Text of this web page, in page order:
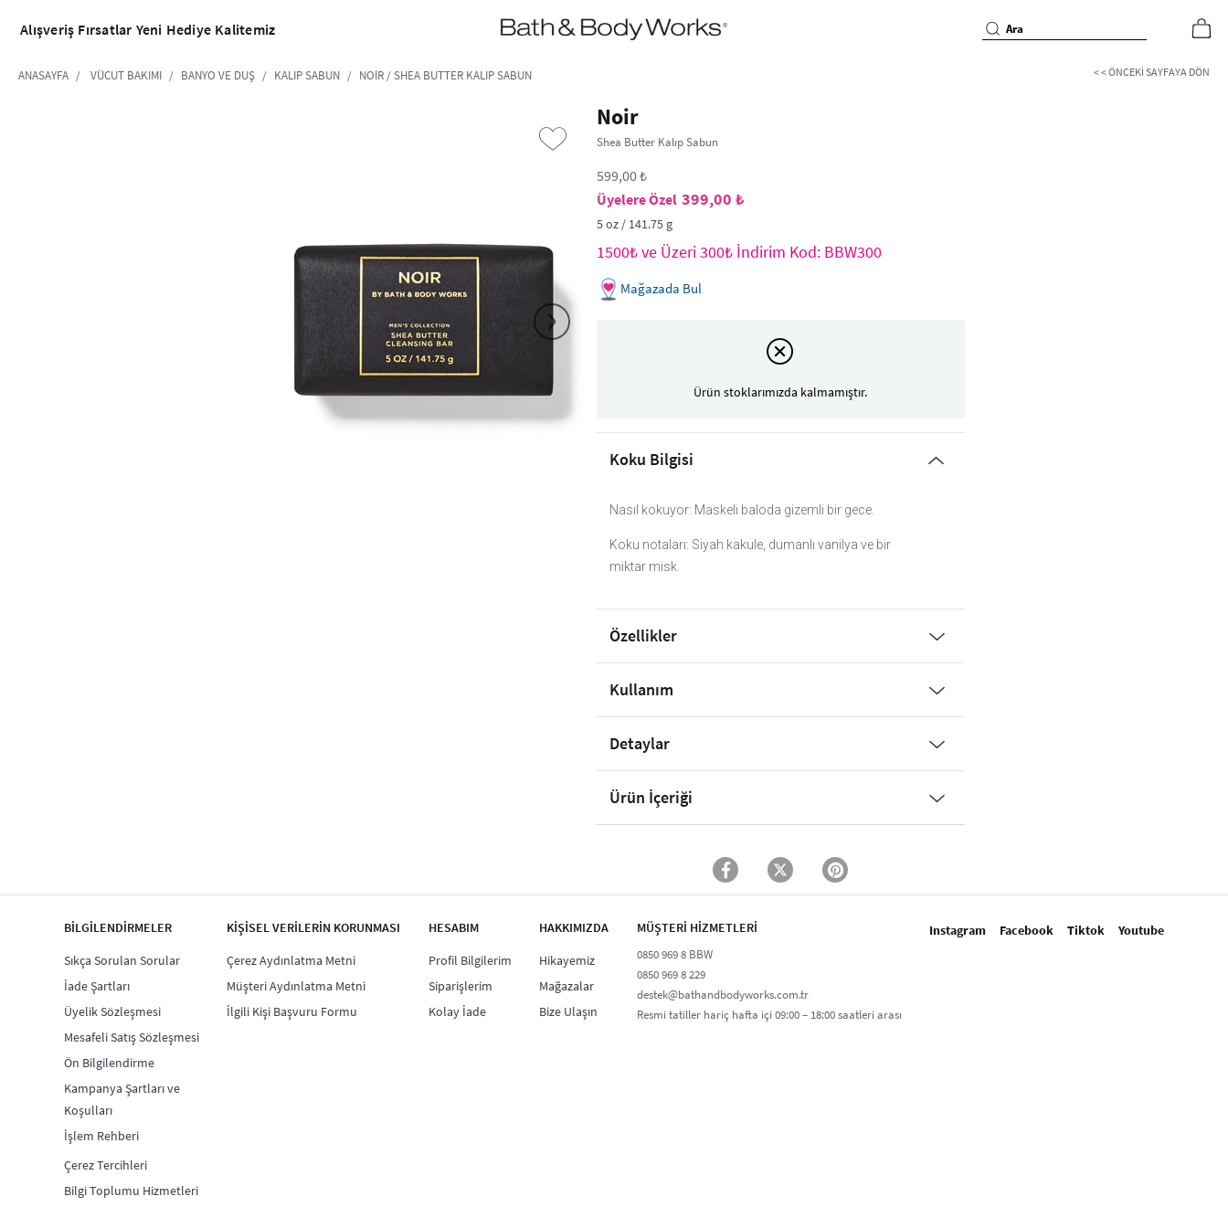
•2200₺ ve Üzeri Kargo Ücretsiz!•
*Promosyon Detayları
Alışveriş Fırsatlar Yeni Hediye Kalitemiz
ANASAYFA VÜCUT BAKIMI BANYO VE DUŞ KALIP SABUN NOIR / SHEA BUTTER KALIP SABUN < < ÖNCEKI SAYFAYA DÖN
›
Noir
Shea Butter Kalıp Sabun
599,00 ₺
399,00 ₺
5 oz / 141.75 g
1500₺ ve Üzeri 300₺ İndirim Kod: BBW300
Mağazada Bul
Ürün stoklarımızda kalmamıştır.
Koku Bilgisi
Nasıl kokuyor: Maskeli baloda gizemli bir gece.
Koku notaları: Siyah kakule, dumanlı vanilya ve bir
miktar misk.
Özellikler
Kullanım
Detaylar
Ürün İçeriği
Instagram Facebook Tiktok Youtube
BİLGİLENDİRMELER
Sıkça Sorulan Sorular
İade Şartları
Üyelik Sözleşmesi
Mesafeli Satış Sözleşmesi
Ön Bilgilendirme
Kampanya Şartları ve
Koşulları
İşlem Rehberi
Çerez Tercihleri
Bilgi Toplumu Hizmetleri
KİŞİSEL VERİLERİN KORUNMASI
Çerez Aydınlatma Metni
Müşteri Aydınlatma Metni
İlgili Kişi Başvuru Formu
HESABIM
Profil Bilgilerim
Siparişlerim
Kolay İade
HAKKIMIZDA
Hikayemiz
Mağazalar
Bize Ulaşın
MÜŞTERİ HİZMETLERİ​
0850 969 8 BBW​
0850 969 8 229​​
destek@bathandbodyworks.com.tr
Resmi tatiller hariç hafta içi 09:00 – 18:00 saatleri arası​